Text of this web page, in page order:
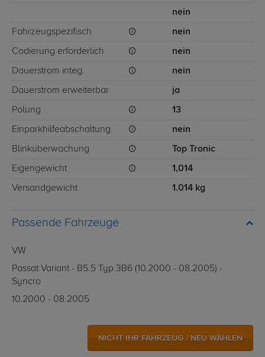
nein
Fahrzeugspezifisch nein
Codierung erforderlich nein
Dauerstrom integ. nein
Dauerstrom erweiterbar ja
Polung 13
Einparkhilfeabschaltung nein
Blinküberwachung Top Tronic
Eigengewicht 1,014
Versandgewicht 1.014 kg
Passende Fahrzeuge
VW
Passat Variant - B5.5 Typ 3B6 (10.2000 - 08.2005) -
Syncro
10.2000 - 08.2005
NICHT IHR FAHRZEUG / NEU WÄHLEN